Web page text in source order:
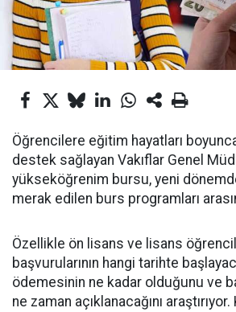
Öğrencilere eğitim hayatları
destek sağlayan Vakıflar Genel
yükseköğrenim bursu, yeni
merak edilen burs programları
Özellikle ön lisans ve lisans
başvurularının hangi tarihte
ödemesinin ne kadar olduğunu ve
ne zaman açıklanacağını araştırıyor.